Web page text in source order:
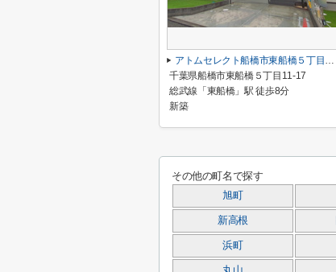
アトムセレクト船橋市東船橋５丁目１２３８番 A号棟
千葉県船橋市東船橋５丁目11-17
総武線「東船橋」駅 徒歩8分
新築
その他の町名で探す
旭町
新高根
浜町